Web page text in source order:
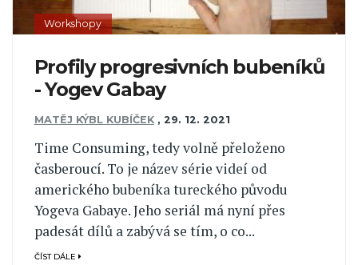
Workshopy
Profily progresivních bubeníků
- Yogev Gabay
MATĚJ KÝBL KUBÍČEK , 29. 12. 2021
Time Consuming, tedy volně přeloženo
časberoucí. To je název série videí od
amerického bubeníka tureckého původu
Yogeva Gabaye. Jeho seriál má nyní přes
padesát dílů a zabývá se tím, o co...
ČÍST DÁLE